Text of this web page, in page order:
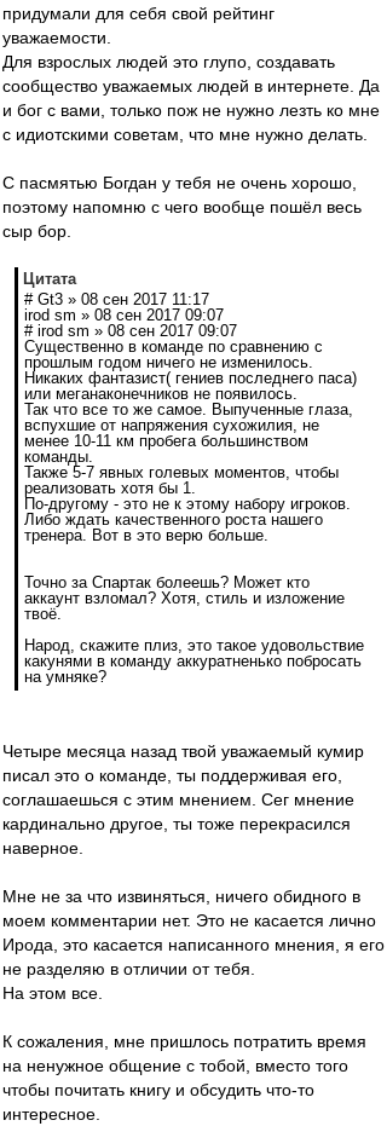
придумали для себя свой рейтинг
уважаемости.
Для взрослых людей это глупо, создавать
сообщество уважаемых людей в интернете. Да
и бог с вами, только пож не нужно лезть ко мне
с идиотскими советам, что мне нужно делать.
С пасмятью Богдан у тебя не очень хорошо,
поэтому напомню с чего вообще пошёл весь
сыр бор.
Цитата
# Gt3 » 08 сен 2017 11:17
irod sm » 08 сен 2017 09:07
# irod sm » 08 сен 2017 09:07
Существенно в команде по сравнению с
прошлым годом ничего не изменилось.
Никаких фантазист( гениев последнего паса)
или меганаконечников не появилось.
Так что все то же самое. Выпученные глаза,
вспухшие от напряжения сухожилия, не
менее 10-11 км пробега большинством
команды.
Также 5-7 явных голевых моментов, чтобы
реализовать хотя бы 1.
По-другому - это не к этому набору игроков.
Либо ждать качественного роста нашего
тренера. Вот в это верю больше.
Точно за Спартак болеешь? Может кто
аккаунт взломал? Хотя, стиль и изложение
твоё.
Народ, скажите плиз, это такое удовольствие
какунями в команду аккуратненько побросать
на умняке?
Четыре месяца назад твой уважаемый кумир
писал это о команде, ты поддерживая его,
соглашаешься с этим мнением. Сег мнение
кардинально другое, ты тоже перекрасился
наверное.
Мне не за что извиняться, ничего обидного в
моем комментарии нет. Это не касается лично
Ирода, это касается написанного мнения, я его
не разделяю в отличии от тебя.
На этом все.
К сожаления, мне пришлось потратить время
на ненужное общение с тобой, вместо того
чтобы почитать книгу и обсудить что-то
интересное.